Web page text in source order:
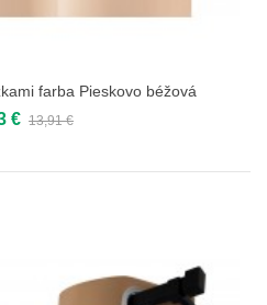
farba Pieskovo béžová
€ 13,91 €